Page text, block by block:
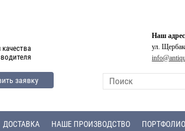
качества
заявку
Наш
ул.
ДОСТАВКА НАШЕ ПРОИЗВОДСТВО ПОРТФОЛИО